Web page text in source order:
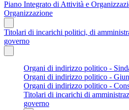
Piano Integrato di Attività e
Organizzazione
Titolari di incarichi politici, di
governo
Organi di indirizzo politico -
Organi di indirizzo politico -
Organi di indirizzo politico -
Titolari di incarichi di
governo